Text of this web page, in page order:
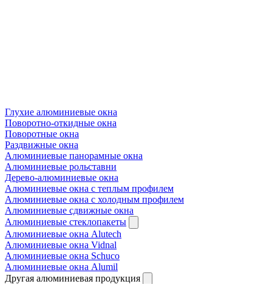
Глухие алюминиевые окна
Поворотно-откидные окна
Поворотные окна
Раздвижные окна
Алюминиевые панорамные окна
Алюминиевые рольставни
Дерево-алюминиевые окна
Алюминиевые окна с теплым профилем
Алюминиевые окна с холодным профилем
Алюминиевые сдвижные окна
Алюминиевые стеклопакеты
Алюминиевые окна Alutech
Алюминиевые окна Vidnal
Алюминиевые окна Schuco
Алюминиевые окна Alumil
Другая алюминиевая продукция